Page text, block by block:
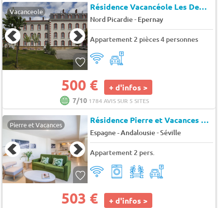
Vacanceole Résidence Vacancéole Les Demeures Champenoises Confort*
Nord Picardie- Epernay
Appartement 2 pièces 4 personnes
500 € + d'infos >
7/10 1784 AVIS SUR 5 SITES
Pierre et Vacances Résidence Pierre et Vacances Sevilla
Espagne - Andalousie-Séville
Appartement 2 pers.
503 € + d'infos >